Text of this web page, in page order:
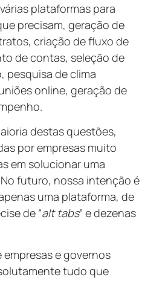
plataformas para
precisam, geração de
criação de fluxo de
de contas, seleção de
pesquisa de clima
online, geração de
destas questões,
por empresas muito
em solucionar uma
futuro, nossa intenção é
uma plataforma, de
de “alt tabs” e dezenas
empresas e governos
tudo que